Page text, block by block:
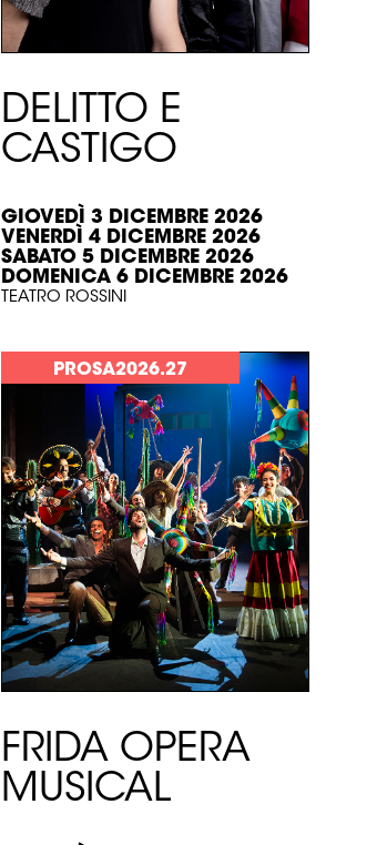
DELITTO E
CASTIGO
GIOVEDÌ 3 DICEMBRE 2026
VENERDÌ 4 DICEMBRE 2026
SABATO 5 DICEMBRE 2026
DOMENICA 6 DICEMBRE 2026
TEATRO ROSSINI
SCOPRI >
PROSA2026.27
FRIDA OPERA
MUSICAL